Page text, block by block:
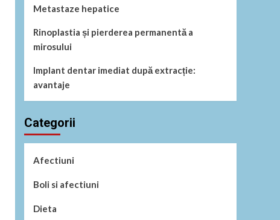
Metastaze hepatice
Rinoplastia și pierderea permanentă a
mirosului
Implant dentar imediat după extracție:
avantaje
Categorii
Afectiuni
Boli si afectiuni
Dieta